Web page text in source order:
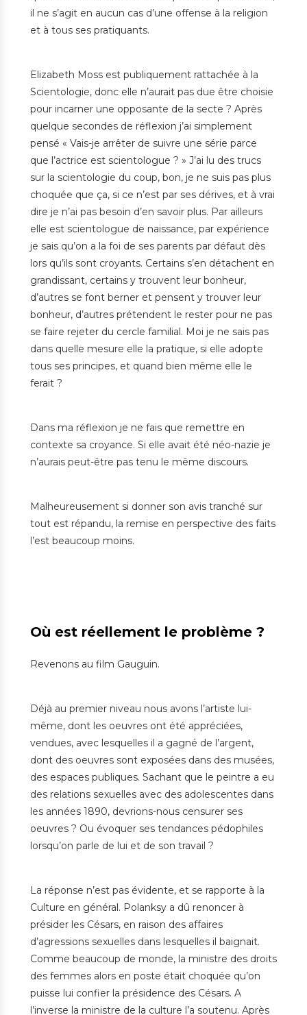
il ne s’agit en aucun cas d’une offense à la religion
et à tous ses pratiquants.
Elizabeth Moss est publiquement rattachée à la
Scientologie, donc elle n’aurait pas due être choisie
pour incarner une opposante de la secte ? Après
quelque secondes de réflexion j’ai simplement
pensé « Vais-je arrêter de suivre une série parce
que l’actrice est scientologue ? » J’ai lu des trucs
sur la scientologie du coup, bon, je ne suis pas plus
choquée que ça, si ce n’est par ses dérives, et à vrai
dire je n’ai pas besoin d’en savoir plus. Par ailleurs
elle est scientologue de naissance, par expérience
je sais qu’on a la foi de ses parents par défaut dès
lors qu’ils sont croyants. Certains s’en détachent en
grandissant, certains y trouvent leur bonheur,
d’autres se font berner et pensent y trouver leur
bonheur, d’autres prétendent le rester pour ne pas
se faire rejeter du cercle familial. Moi je ne sais pas
dans quelle mesure elle la pratique, si elle adopte
tous ses principes, et quand bien même elle le
ferait ?
Dans ma réflexion je ne fais que remettre en
contexte sa croyance. Si elle avait été néo-nazie je
n’aurais peut-être pas tenu le même discours.
Malheureusement si donner son avis tranché sur
tout est répandu, la remise en perspective des faits
l’est beaucoup moins.
Où est réellement le problème ?
Revenons au film Gauguin.
Déjà au premier niveau nous avons l’artiste lui-
même, dont les oeuvres ont été appréciées,
vendues, avec lesquelles il a gagné de l’argent,
dont des oeuvres sont exposées dans des musées,
des espaces publiques. Sachant que le peintre a eu
des relations sexuelles avec des adolescentes dans
les années 1890, devrions-nous censurer ses
oeuvres ? Ou évoquer ses tendances pédophiles
lorsqu’on parle de lui et de son travail ?
La réponse n’est pas évidente, et se rapporte à la
Culture en général. Polanksy a dû renoncer à
présider les Césars, en raison des affaires
d’agressions sexuelles dans lesquelles il baignait.
Comme beaucoup de monde, la ministre des droits
des femmes alors en poste était choquée qu’on
puisse lui confier la présidence des Césars. A
l’inverse la ministre de la culture l’a soutenu. Après